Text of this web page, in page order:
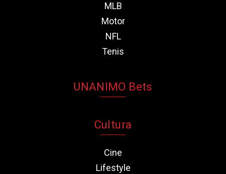
MLB
Motor
NFL
Tenis
UNANIMO Bets
Cultura
Cine
Lifestyle